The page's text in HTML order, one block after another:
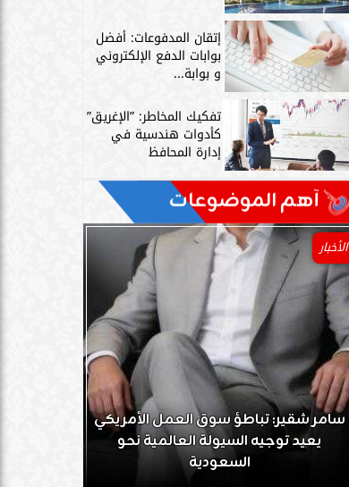
إتقان المدفوعات: أفضل
بوابات الدفع الإلكتروني
و بوابة...
تفكيك المخاطر: ”الإغريق”
كأدوات هندسية في
إدارة المحافظ
آهم الموضوعات
الأخبار
سامر شقير: تباطؤ سوق العمل الأمريكي
يعيد توجيه السيولة العالمية نحو
السعودية